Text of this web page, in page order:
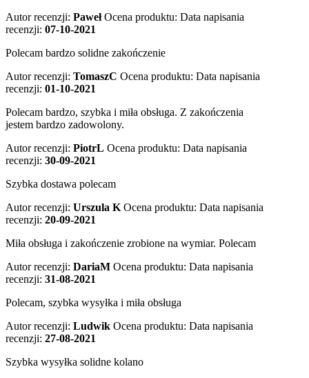
Autor recenzji: Paweł Ocena produktu: Data napisania
recenzji: 07-10-2021
Polecam bardzo solidne zakończenie
Autor recenzji: TomaszC Ocena produktu: Data napisania
recenzji: 01-10-2021
Polecam bardzo, szybka i miła obsługa. Z zakończenia
jestem bardzo zadowolony.
Autor recenzji: PiotrL Ocena produktu: Data napisania
recenzji: 30-09-2021
Szybka dostawa polecam
Autor recenzji: Urszula K Ocena produktu: Data napisania
recenzji: 20-09-2021
Miła obsługa i zakończenie zrobione na wymiar. Polecam
Autor recenzji: DariaM Ocena produktu: Data napisania
recenzji: 31-08-2021
Polecam, szybka wysyłka i miła obsługa
Autor recenzji: Ludwik Ocena produktu: Data napisania
recenzji: 27-08-2021
Szybka wysyłka solidne kolano